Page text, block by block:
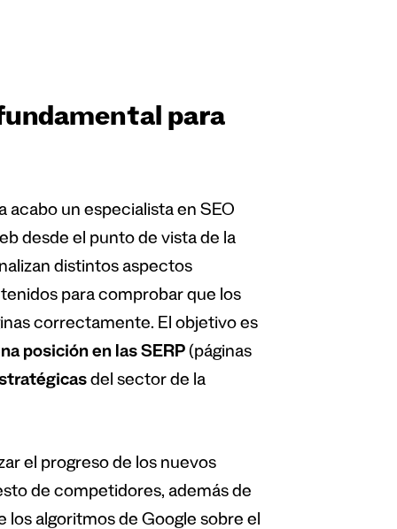
para
un especialista en SEO
desde el punto de vista de la
distintos aspectos
para comprobar que los
correctamente. El objetivo es
posición en las SERP(páginas
del sector de la
el progreso de los nuevos
de competidores, además de
algoritmos de Google sobre el